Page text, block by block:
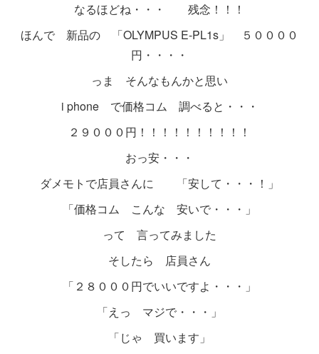
なるほどね・・・ 残念！！！
ほんで 新品の 「OLYMPUS E-PL1s」 ５００００
円・・・・
っま そんなもんかと思い
i phone で価格コム 調べると・・・
２９０００円！！！！！！！！！！
おっ安・・・
ダメモトで店員さんに 「安して・・・！」
「価格コム こんな 安いで・・・」
って 言ってみました
そしたら 店員さん
「２８０００円でいいですよ・・・」
「えっ マジで・・・」
「じゃ 買います」